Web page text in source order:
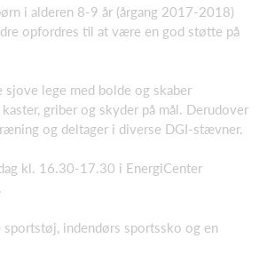
i alderen 8-9 år (årgang 2017-2018)
opfordres til at være en god støtte på
lege med bolde og skaber
griber og skyder på mål. Derudover
og deltager i diverse DGI-stævner.
kl. 16.30-17.30 i EnergiCenter
sportstøj, indendørs sportssko og en